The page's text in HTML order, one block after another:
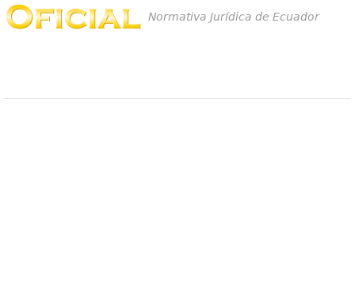
Normativa Jurídica de Ecuador